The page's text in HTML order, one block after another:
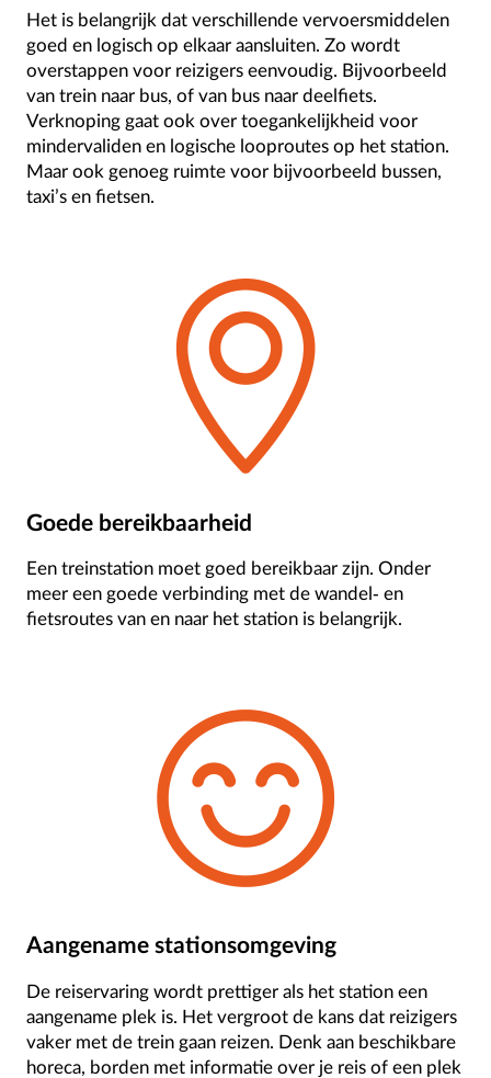
Het is belangrijk dat verschillende vervoersmiddelen
goed en logisch op elkaar aansluiten. Zo wordt
overstappen voor reizigers eenvoudig. Bijvoorbeeld
van trein naar bus, of van bus naar deelfiets.
Verknoping gaat ook over toegankelijkheid voor
mindervaliden en logische looproutes op het station.
Maar ook genoeg ruimte voor bijvoorbeeld bussen,
taxi’s en fietsen.
Goede bereikbaarheid
Een treinstation moet goed bereikbaar zijn. Onder
meer een goede verbinding met de wandel- en
fietsroutes van en naar het station is belangrijk.
Aangename stationsomgeving
De reiservaring wordt prettiger als het station een
aangename plek is. Het vergroot de kans dat reizigers
vaker met de trein gaan reizen. Denk aan beschikbare
horeca, borden met informatie over je reis of een plek